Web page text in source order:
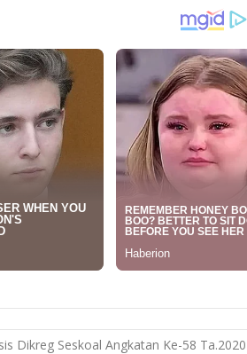
Dikreg Seskoal Angkatan Ke-58 Ta.2020